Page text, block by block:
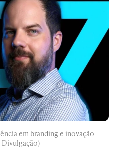
em branding e inovação
Divulgação)